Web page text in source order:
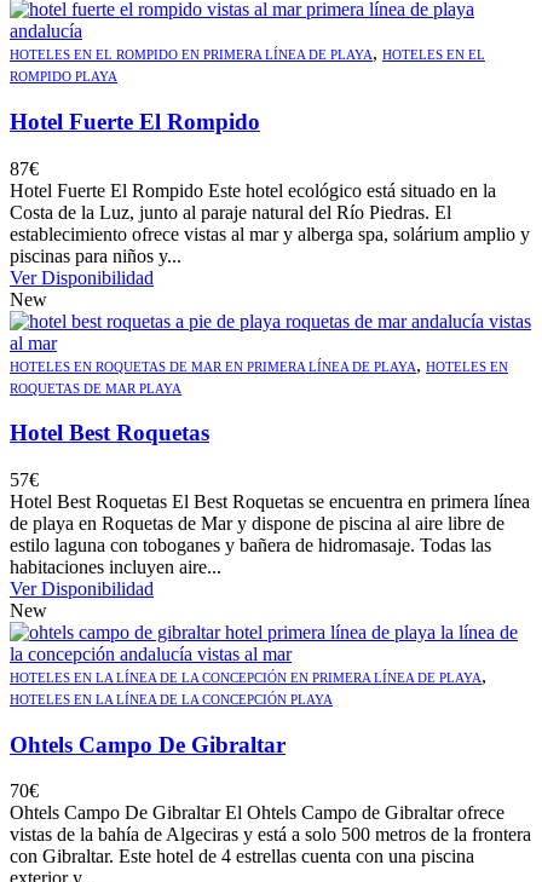
HOTELES EN EL ROMPIDO EN PRIMERA LÍNEA DE PLAYA, HOTELES EN EL
ROMPIDO PLAYA
Hotel Fuerte El Rompido
87€
Hotel Fuerte El Rompido Este hotel ecológico está situado en la
Costa de la Luz, junto al paraje natural del Río Piedras. El
establecimiento ofrece vistas al mar y alberga spa, solárium amplio y
piscinas para niños y...
Ver Disponibilidad
New
HOTELES EN ROQUETAS DE MAR EN PRIMERA LÍNEA DE PLAYA, HOTELES EN
ROQUETAS DE MAR PLAYA
Hotel Best Roquetas
57€
Hotel Best Roquetas El Best Roquetas se encuentra en primera línea
de playa en Roquetas de Mar y dispone de piscina al aire libre de
estilo laguna con toboganes y bañera de hidromasaje. Todas las
habitaciones incluyen aire...
Ver Disponibilidad
New
HOTELES EN LA LÍNEA DE LA CONCEPCIÓN EN PRIMERA LÍNEA DE PLAYA,
HOTELES EN LA LÍNEA DE LA CONCEPCIÓN PLAYA
Ohtels Campo De Gibraltar
70€
Ohtels Campo De Gibraltar El Ohtels Campo de Gibraltar ofrece
vistas de la bahía de Algeciras y está a solo 500 metros de la frontera
con Gibraltar. Este hotel de 4 estrellas cuenta con una piscina